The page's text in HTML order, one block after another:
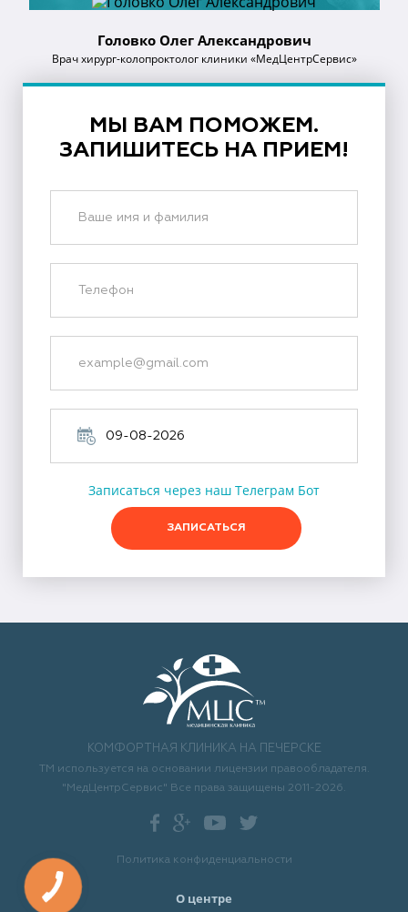
Головко Олег Александрович
Врач хирург-колопроктолог клиники «МедЦентрСервис»
МЫ ВАМ ПОМОЖЕМ.
ЗАПИШИТЕСЬ НА ПРИЕМ!
Записаться через наш Телеграм Бот
ЗАПИСАТЬСЯ
КОМФОРТНАЯ КЛИНИКА НА ПЕЧЕРСКЕ
ТМ используется на основании лицензии правообладателя.
"МедЦентрСервис" Все права защищены 2011-2026.
Политика конфиденциальности
О центре